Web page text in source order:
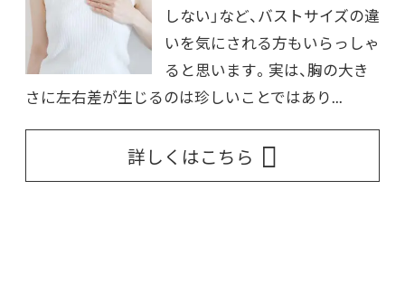
しない」など、バストサイズの違
いを気にされる方もいらっしゃ
ると思います。実は、胸の大き
さに左右差が生じるのは珍しいことではあり...
詳しくはこちら